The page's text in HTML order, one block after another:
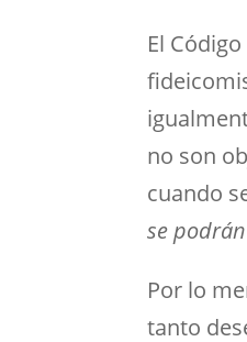
El
no son
cuando
se
Por lo
tanto